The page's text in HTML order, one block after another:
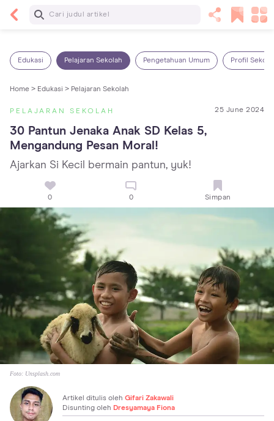
Baca Selanjutnya
Edukasi Pelajaran Sekolah Pengetahuan Umum Profil
Home > Edukasi > Pelajaran Sekolah
PELAJARAN SEKOLAH 25 June 2024
30 Pantun Jenaka Anak SD Kelas 5,
Mengandung Pesan Moral!
Ajarkan Si Kecil bermain pantun, yuk!
0 0 Simpan
Foto: Unsplash.com
Artikel ditulis oleh Gifari Zakawali
Disunting oleh Dresyamaya Fiona